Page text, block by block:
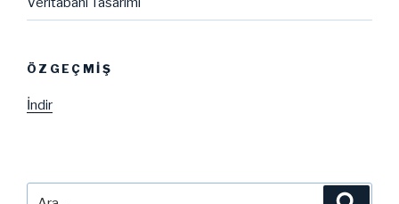
ÖZGEÇMIŞ
İndir